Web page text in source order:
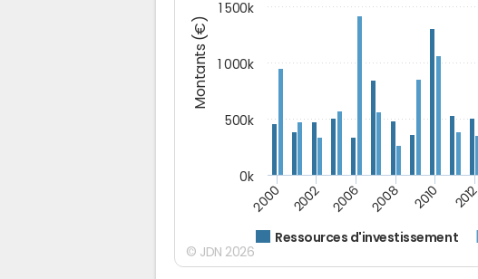
Montants (€)
Ressources d'investissement
2000 2002 2006 2008 2010 2012
0k
500k
1 000k
1 500k
© JDN 2026